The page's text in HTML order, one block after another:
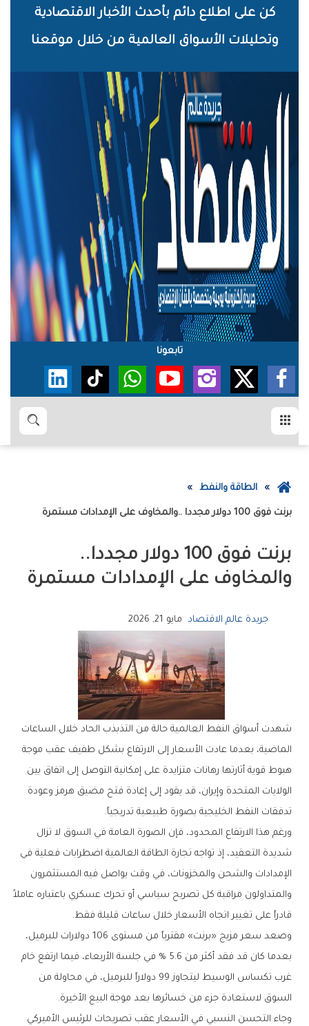
الرئيسي
كن على اطلاع دائم بأحدث الأخبار الاقتصادية
وتحليلات الأسواق العالمية من خلال موقعنا
تابعونا
بحث
عودة
الرئيسية
الطاقة والنفط
برنت‭ ‬فوق‭ ‬100‭ ‬دولار‭ ‬مجددا‭.. ‬والمخاوف‭ ‬على‭ ‬الإمدادات‭ ‬مستمرة
برنت‭ ‬فوق‭ ‬100‭ ‬دولار‭ ‬مجددا‭..
‬والمخاوف‭ ‬على‭ ‬الإمدادات‭ ‬مستمرة
جريدة عالم الاقتصاد مايو 21, 2026
شهدت أسواق النفط العالمية حالة من التذبذب الحاد خلال الساعات
الماضية، بعدما عادت الأسعار إلى الارتفاع بشكل طفيف عقب موجة
هبوط قوية أثارتها رهانات متزايدة على إمكانية التوصل إلى اتفاق بين
الولايات المتحدة وإيران، قد يقود إلى إعادة فتح مضيق هرمز وعودة
تدفقات النفط الخليجية بصورة طبيعية تدريجياً.
ورغم هذا الارتفاع المحدود، فإن الصورة العامة في السوق لا تزال
شديدة التعقيد، إذ تواجه تجارة الطاقة العالمية اضطرابات فعلية في
الإمدادات والشحن والمخزونات، في وقت يواصل فيه المستثمرون
والمتداولون مراقبة كل تصريح سياسي أو تحرك عسكري باعتباره عاملاً
قادراً على تغيير اتجاه الأسعار خلال ساعات قليلة فقط.
وصعد سعر مزيج «برنت» مقترباً من مستوى 106 دولارات للبرميل،
بعدما كان قد فقد أكثر من 5.6 % في جلسة الأربعاء، فيما ارتفع خام
غرب تكساس الوسيط ليتجاوز 99 دولاراً للبرميل، في محاولة من
السوق لاستعادة جزء من خسائرها بعد موجة البيع الأخيرة.
وجاء التحسن النسبي في الأسعار عقب تصريحات للرئيس الأميركي